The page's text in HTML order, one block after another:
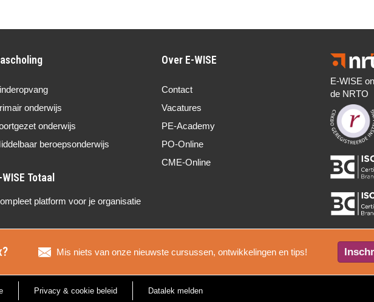
onderwijs
onderwijs
beroepsonderwijs
platform voor je organisatie
Over E-WISE
Contact
Vacatures
PE-Academy
PO-Online
CME-Online
E-WISE
de NRTO
Mis niets van onze nieuwste cursussen, ontwikkelingen en tips!
Privacy & cookie beleid Datalek melden